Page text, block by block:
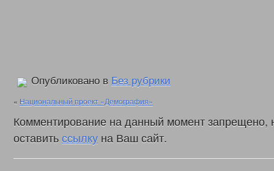
Опубликовано в Без рубрики
« Национальный проект «Демография»
Комментирование на данный момент запрещено,
оставитьссылку на Ваш сайт.